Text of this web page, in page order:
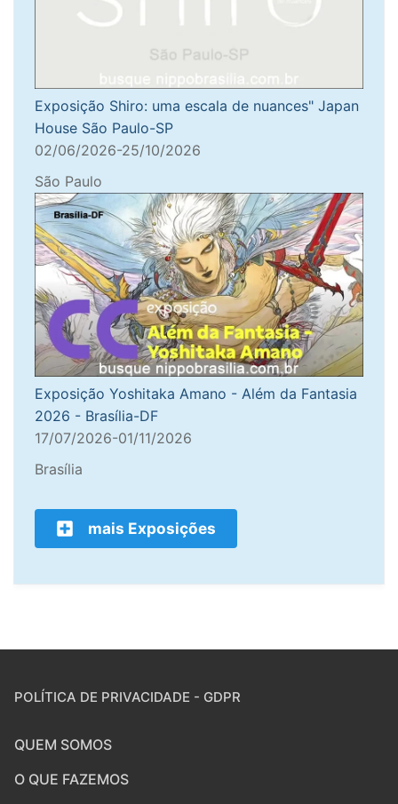
Exposição Shiro: uma escala de nuances" Japan
House São Paulo-SP
02/06/2026-25/10/2026
São Paulo
Exposição Yoshitaka Amano - Além da Fantasia
2026 - Brasília-DF
17/07/2026-01/11/2026
Brasília
mais Exposições
POLÍTICA DE PRIVACIDADE - GDPR
QUEM SOMOS
O QUE FAZEMOS